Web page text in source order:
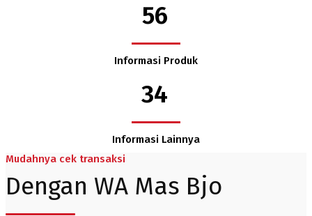
56
Informasi Produk
34
Informasi Lainnya
Mudahnya cek transaksi
Dengan WA Mas Bjo